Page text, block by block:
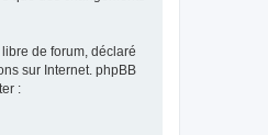
de forum, déclaré
sur Internet. phpBB
: